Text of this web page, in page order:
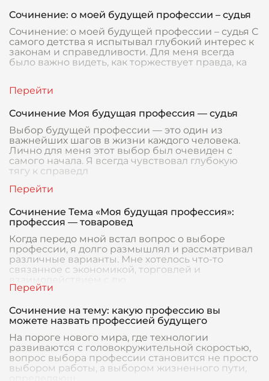
Сочинение: о моей будущей профессии – судья
Сочинение: о моей будущей профессии – судья С
самого детства я испытывал глубокий интерес к
законам и справедливости. Для меня всегда
было важно видеть, как торжествует правда, ка
Сочинение Моя будущая профессия — судья
Выбор будущей профессии — это один из
важнейших шагов в жизни каждого человека.
Лично для меня этот выбор был очевиден с
самого начала. Я всегда чувствовал глубокую
тягу к справедл
Сочинение Тема «Моя будущая профессия»:
профессия — товаровед
Когда передо мной встал вопрос о выборе
профессии, я долго размышлял и рассматривал
различные варианты. Мне хотелось что-то
связанное с экономикой, торговлей и
Сочинение на тему: какую профессию вы
можете назвать профессией будущего
На пороге нового мира, где технологии
развиваются с головокружительной скоростью,
вопрос выбора профессии становится не просто
выбором работы, а выбором жизненного пути,